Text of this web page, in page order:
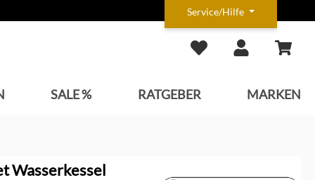
Service/Hilfe
SALE % RATGEBER MARKEN
Wasserkessel